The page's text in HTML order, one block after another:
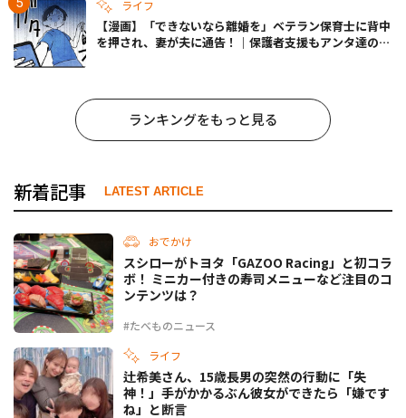
ライフ
【漫画】「できないなら離婚を」ベテラン保育士に背中
を押され、妻が夫に通告！｜保護者支援もアンタ達の仕
ランキングをもっと見る
新着記事 LATEST ARTICLE
おでかけ
#たべものニュース
スシローがトヨタ「GAZOO Racing」と初コラ
ボ！ ミニカー付きの寿司メニューなど注目のコ
ンテンツは？
ライフ
辻希美さん、15歳長男の突然の行動に「失
神！」手がかかるぶん彼女ができたら「嫌です
ね」と断言